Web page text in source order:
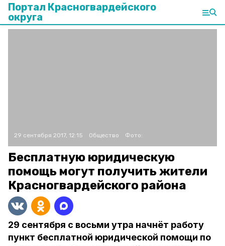
Портал Красногвардейского
округа
29 сентября 2017, 12:15 Общество Фото:
Бесплатную юридическую
помощь могут получить жители
Красногвардейского района
29 сентября с восьми утра начнёт работу
пункт бесплатной юридической помощи по